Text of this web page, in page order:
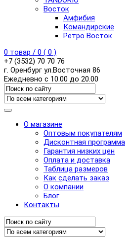
Восток
Амфибия
Командирские
Ретро Восток
0 товар / 0 ( 0 )
+7 (3532) 70 70 76
г. Оренбург ул.Восточная 86
Ежедневно с 10.00 до 20.00
О магазине
Оптовым покупателям
Дисконтная программа
Гарантия низких цен
Оплата и доставка
Таблица размеров
Как сделать заказ
О компании
Блог
Контакты